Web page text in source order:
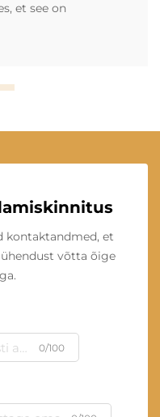
et see on
kontaktandmed, et
võtta õige
0/100